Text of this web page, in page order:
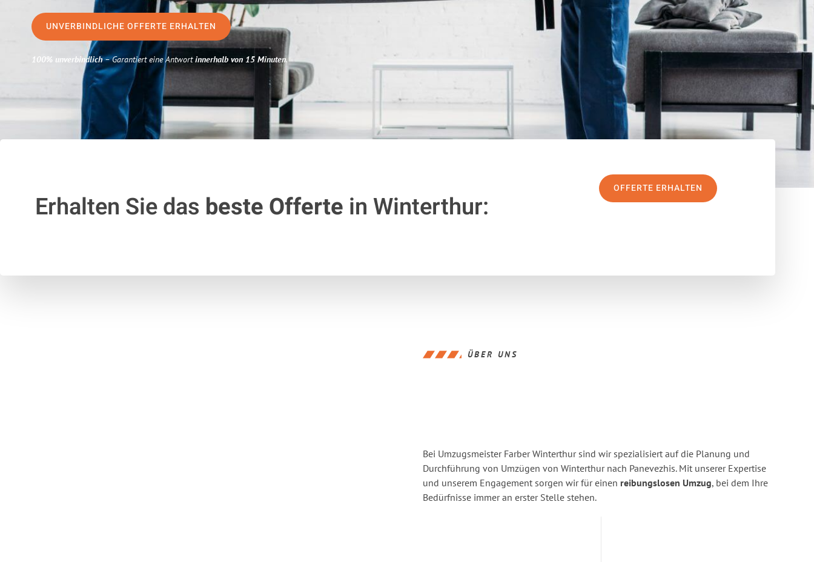
UNVERBINDLICHE OFFERTE ERHALTEN
100% unverbindlich– Garantiert eine Antwortinnerhalb von 15 Minuten.
Erhalten Sie das beste Offerte in Winterthur:
OFFERTE ERHALTEN
ÜBER UNS
Bei Umzugsmeister Farber Winterthur sind wir spezialisiert auf die Planung und
Durchführung von Umzügen von Winterthur nach Panevezhis. Mit unserer Expertise
und unserem Engagement sorgen wir für einen reibungslosen Umzug, bei dem Ihre
Bedürfnisse immer an erster Stelle stehen.